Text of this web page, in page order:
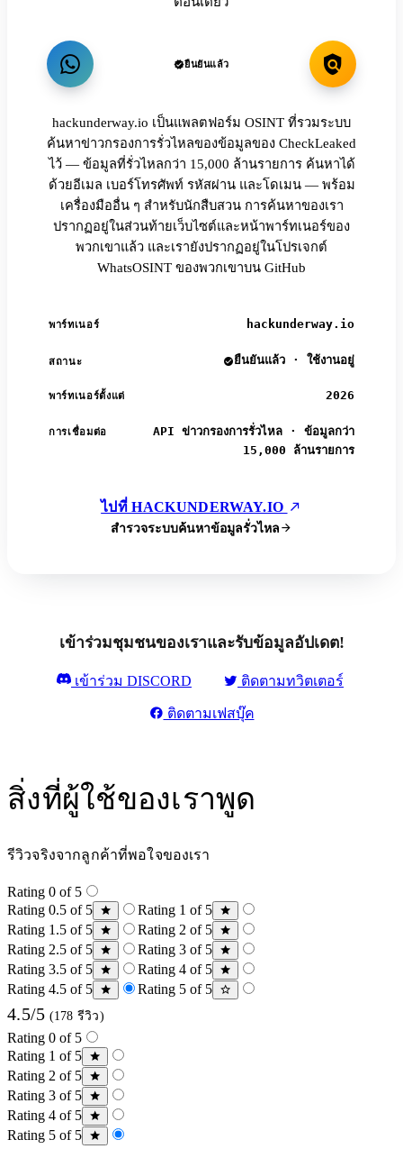
ยืนยันแล้ว
hackunderway.io เป็นแพลตฟอร์ม OSINT ที่รวมระบบ
ค้นหาข่าวกรองการรั่วไหลของข้อมูลของ CheckLeaked
ไว้ — ข้อมูลที่รั่วไหลกว่า 15,000 ล้านรายการ ค้นหาได้
ด้วยอีเมล เบอร์โทรศัพท์ รหัสผ่าน และโดเมน — พร้อม
เครื่องมืออื่น ๆ สำหรับนักสืบสวน การค้นหาของเรา
ปรากฏอยู่ในส่วนท้ายเว็บไซต์และหน้าพาร์ทเนอร์ของ
พวกเขาแล้ว และเรายังปรากฏอยู่ในโปรเจกต์
WhatsOSINT ของพวกเขาบน GitHub
พาร์ทเนอร์ hackunderway.io
สถานะ ยืนยันแล้ว · ใช้งานอยู่
พาร์ทเนอร์ตั้งแต่ 2026
การเชื่อมต่อ
API ข่าวกรองการรั่วไหล · ข้อมูลกว่า
15,000 ล้านรายการ
ไปที่ HACKUNDERWAY.IO
สำรวจระบบค้นหาข้อมูลรั่วไหล
เข้าร่วมชุมชนของเราและรับข้อมูลอัปเดต!
เข้าร่วม DISCORD ติดตามทวิตเตอร์
ติดตามเฟสบุ๊ค
สิ่งที่ผู้ใช้ของเราพูด
รีวิวจริงจากลูกค้าที่พอใจของเรา
Rating 0 of 5
Rating 0.5 of 5
Rating 1 of 5
Rating 1.5 of 5
Rating 2 of 5
Rating 2.5 of 5
Rating 3 of 5
Rating 3.5 of 5
Rating 4 of 5
Rating 4.5 of 5
Rating 5 of 5
4.5/5 (178 รีวิว)
Rating 0 of 5
Rating 1 of 5
Rating 2 of 5
Rating 3 of 5
Rating 4 of 5
Rating 5 of 5